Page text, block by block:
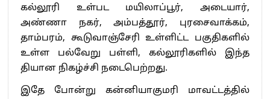
கல்லூரி உள்பட மயிலாப்பூர், அடையார்,
அண்ணா நகர், அம்பத்தூர், புரசைவாக்கம்,
தாம்பரம், கூடுவாஞ்சேரி உள்ளிட்ட பகுதிகளில்
உள்ள பல்வேறு பள்ளி, கல்லூரிகளில் இந்த
தியான நிகழ்ச்சி நடைபெற்றது.
இதே போன்று கன்னியாகுமரி மாவட்டத்தில்